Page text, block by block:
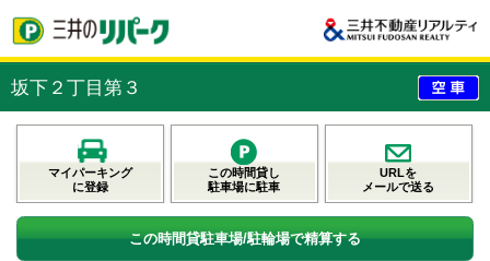
坂下２丁目第３
マイパーキング
に登録
この時間貸し
駐車場に駐車
URLを
メールで送る
この時間貸駐車場/駐輪場で精算する